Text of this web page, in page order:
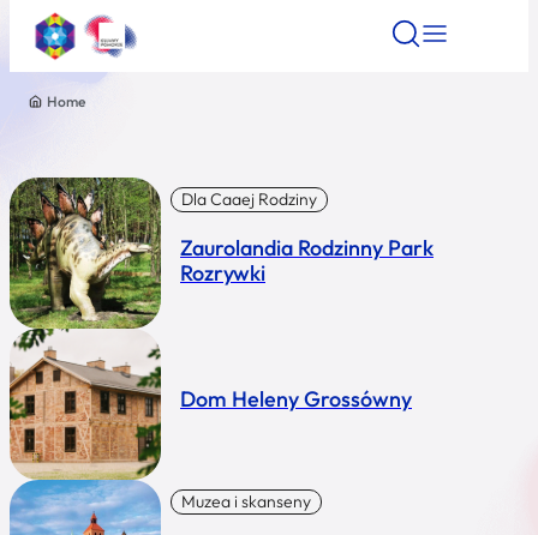
Nazwa atrakcji
Miasto
Kategoria
Home
Dla Caaej Rodziny
Zaurolandia Rodzinny Park
Rozrywki
Dom Heleny Grossówny
Muzea i skanseny